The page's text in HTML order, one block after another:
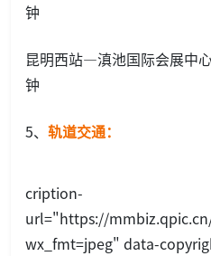
钟
昆明西站—滇池国际会展中
钟
5、 轨道交通：
cription-
url="https://mmbiz.qpic.cn/
wx_fmt=jpeg" data-